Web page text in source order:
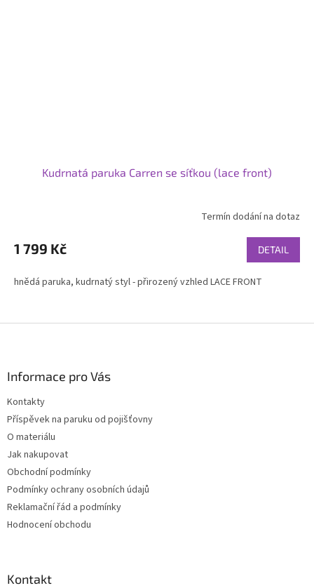
Kudrnatá paruka Carren se síťkou (lace front)
Termín dodání na dotaz
1 799 Kč DETAIL
hnědá paruka, kudrnatý styl - přirozený vzhled LACE FRONT
Informace pro Vás
Kontakty
Příspěvek na paruku od pojišťovny
O materiálu
Jak nakupovat
Obchodní podmínky
Podmínky ochrany osobních údajů
Reklamační řád a podmínky
Hodnocení obchodu
Kontakt